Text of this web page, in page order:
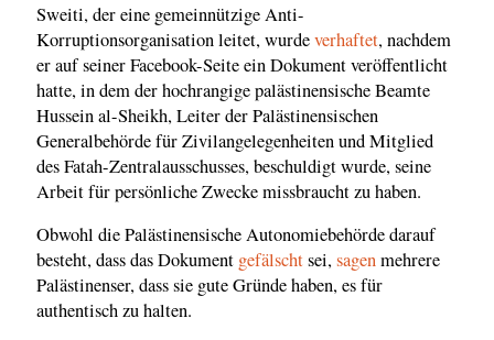
Sweiti, der eine gemeinnützige Anti-
Korruptionsorganisation leitet, wurdeverhaftet, nachdem
er auf seiner Facebook-Seite ein Dokument veröffentlicht
hatte, in dem der hochrangige palästinensische Beamte
Hussein al-Sheikh, Leiter der Palästinensischen
Generalbehörde für Zivilangelegenheiten und Mitglied
des Fatah-Zentralausschusses, beschuldigt wurde, seine
Arbeit für persönliche Zwecke missbraucht zu haben.
Obwohl die Palästinensische Autonomiebehörde darauf
besteht, dass das Dokument gefälschtsei,sagenmehrere
Palästinenser, dass sie gute Gründe haben, es für
authentisch zu halten.